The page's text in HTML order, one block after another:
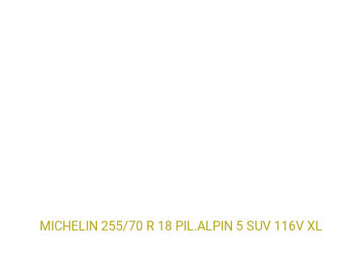
MICHELIN 255/70 R 18 PIL.ALPIN 5 SUV 116V XL